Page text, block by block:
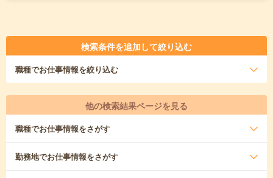
検索条件を追加して絞り込む
職種でお仕事情報を絞り込む
他の検索結果ページを見る
職種でお仕事情報をさがす
勤務地でお仕事情報をさがす